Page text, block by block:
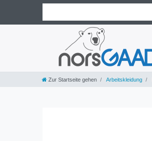
Zur Startseite gehen Arbeitskleidung